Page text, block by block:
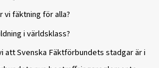
vi fäktning för alla?
i världsklass?
att Svenska Fäktförbundets stadgar är i